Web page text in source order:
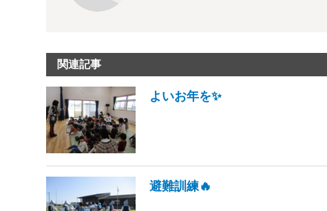
関連記事
よいお年を✨
避難訓練🔥